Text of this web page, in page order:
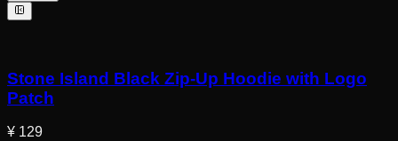
Stone Island Black Zip-Up Hoodie with Logo
Patch
¥ 129